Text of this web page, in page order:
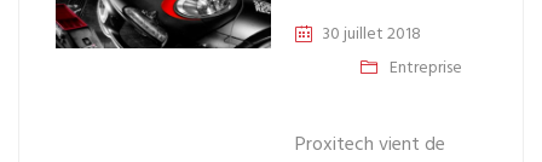
30 juillet 2018
Entreprise
Proxitech vient de